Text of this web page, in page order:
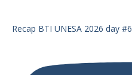
Recap BTI UNESA 2026 day #6